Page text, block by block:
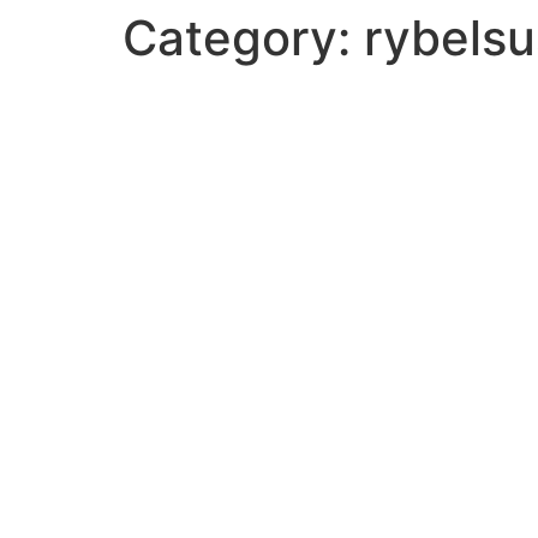
Category: